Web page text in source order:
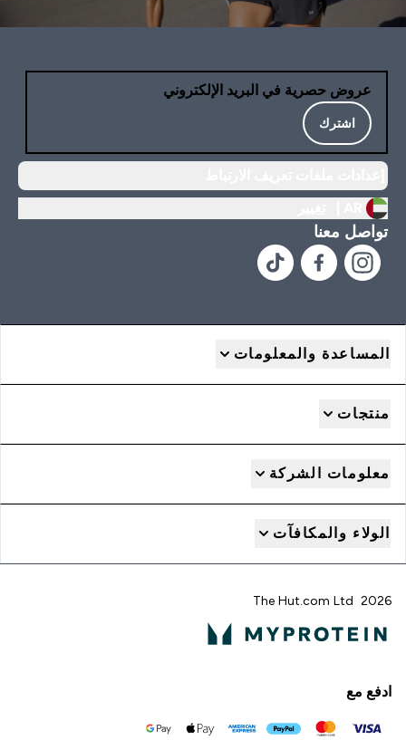
عروض حصرية في البريد الإلكتروني
اشترك
تواصل معنا
المساعدة والمعلومات
منتجات
معلومات الشركة
الولاء والمكافآت
2026 The Hut.com Ltd
ادفع مع